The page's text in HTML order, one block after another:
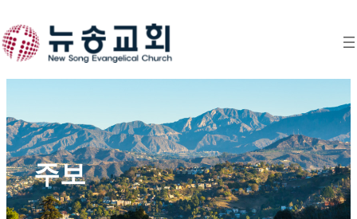
to
content
주보